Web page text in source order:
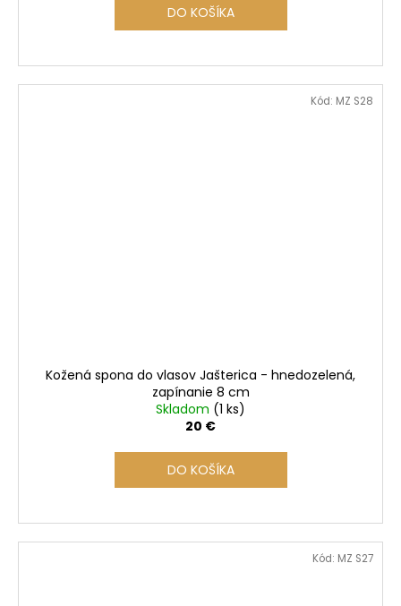
DO KOŠÍKA
Kožená spona do vlasov Jašterica - hnedozelená,
zapínanie 8 cm
Skladom (1 ks)
20 €
DO KOŠÍKA
Kód: MZ S28
Kód: MZ S27